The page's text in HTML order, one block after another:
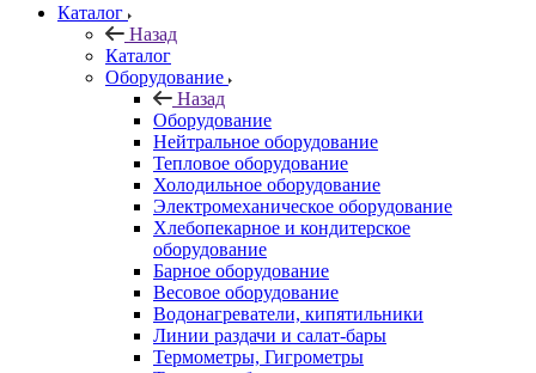
Каталог
Назад
Каталог
Оборудование
Назад
Оборудование
Нейтральное оборудование
Тепловое оборудование
Холодильное оборудование
Электромеханическое оборудование
Хлебопекарное и кондитерское
оборудование
Барное оборудование
Весовое оборудование
Водонагреватели, кипятильники
Линии раздачи и салат-бары
Термометры, Гигрометры